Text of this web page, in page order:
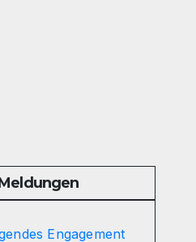
Engagement